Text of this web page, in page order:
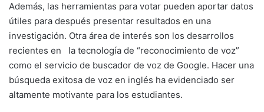
Además, las herramientas para votar pueden aportar datos
útiles para después presentar resultados en una
investigación. Otra área de interés son los desarrollos
recientes en
la tecnología de “reconocimiento de voz”
como el servicio de buscador de voz de Google. Hacer una
búsqueda exitosa de voz en inglés ha evidenciado ser
altamente motivante para los estudiantes.